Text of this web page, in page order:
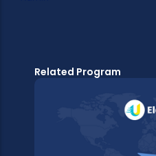
Related Program